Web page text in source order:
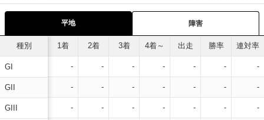
平地 障害
種別
GI
GII
GIII
1着 2着 3着 4着～ 出走 勝率 連対率
- - - - - - -
- - - - - - -
- - - - - - -